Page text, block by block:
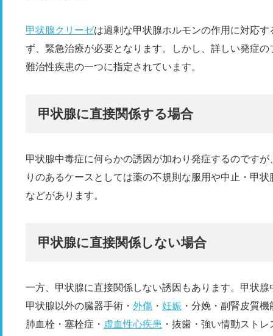
甲状腺クリーゼは過剰な甲状腺ホルモンの作用に対応
ず、緊急治療が必要となります。しかし、詳しい発症
難治性疾患の一つに指定されています。
甲状腺に直接関係する場合
甲状腺中毒症に何らかの誘因が加わり発症するのです
りのあるケースとしては薬の不規則な服用や中止・甲
などがあります。
甲状腺に直接関係しない場合
一方、甲状腺に直接関係しない誘因もあります。甲状
甲状腺以外の臓器手術・ 外傷 ・ 妊娠 ・分娩・副腎皮質
肺血栓・塞栓症・ 虚血性心疾患 ・抜歯・強い情動スト